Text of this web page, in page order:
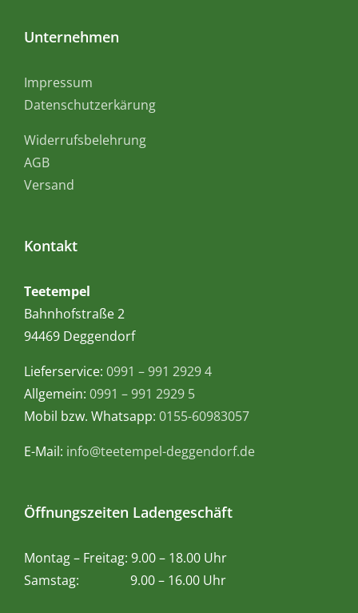
Unternehmen
Impressum
Datenschutzerkärung
Widerrufsbelehrung
AGB
Versand
Kontakt
Teetempel
Bahnhofstraße 2
94469 Deggendorf
Lieferservice: 0991 – 991 2929 4
Allgemein: 0991 – 991 2929 5
Mobil bzw. Whatsapp: 0155-60983057
E-Mail: info@teetempel-deggendorf.de
Öffnungszeiten Ladengeschäft
Montag – Freitag: 9.00 – 18.00 Uhr
Samstag: 9.00 – 16.00 Uhr